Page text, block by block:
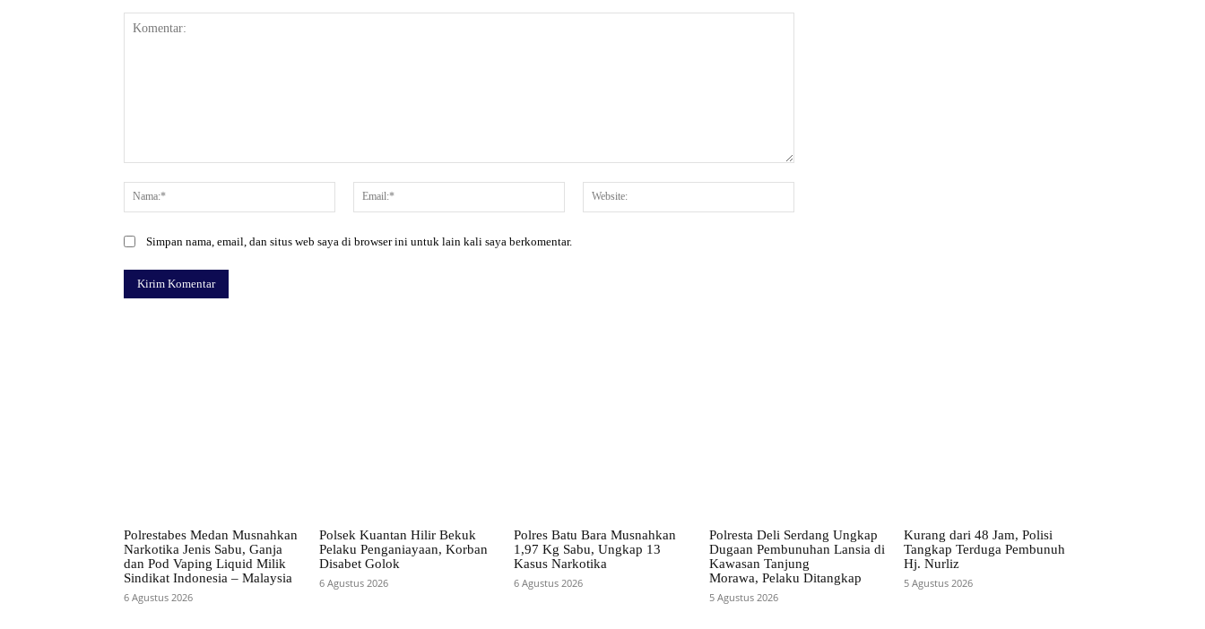
Nama:*
Email:*
Simpan nama, email, dan situs web saya di browser ini untuk lain kali saya berkomentar.
Polrestabes Medan Musnahkan
Narkotika Jenis Sabu, Ganja
dan Pod Vaping Liquid Milik
Sindikat Indonesia – Malaysia
6 Agustus 2026
Polsek Kuantan Hilir Bekuk
Pelaku Penganiayaan, Korban
Disabet Golok
6 Agustus 2026
Polres Batu Bara Musnahkan
1,97 Kg Sabu, Ungkap 13
Kasus Narkotika
6 Agustus 2026
Polresta Deli Serdang Ungkap
Dugaan Pembunuhan Lansia di
Kawasan Tanjung
Morawa, Pelaku Ditangkap
5 Agustus 2026
Kurang dari 48 Jam, Polisi
Tangkap Terduga Pembunuh
Hj. Nurliz
5 Agustus 2026